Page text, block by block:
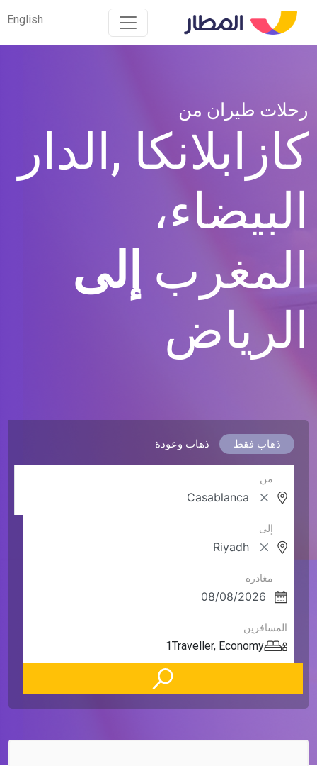
English
English
رحلات طيران من
كازابلانكا ,الدار
البيضاء،
المغرب إلى
الرياض
ذهاب فقط ذهاب وعودة
من
إلى
مغادره
المسافرين
1Traveller,Economy